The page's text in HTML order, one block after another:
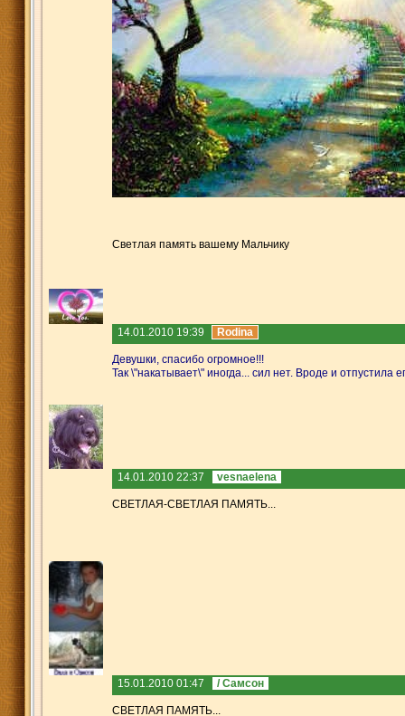
Светлая память вашему Мальчику
14.01.2010 19:39 Rodina
Девушки, спасибо огромное!!!
Так \"накатывает\" иногда... сил нет. Вроде и отпустила
14.01.2010 22:37 vesnaelena
СВЕТЛАЯ-СВЕТЛАЯ ПАМЯТЬ...
15.01.2010 01:47 / Самсон
СВЕТЛАЯ ПАМЯТЬ...